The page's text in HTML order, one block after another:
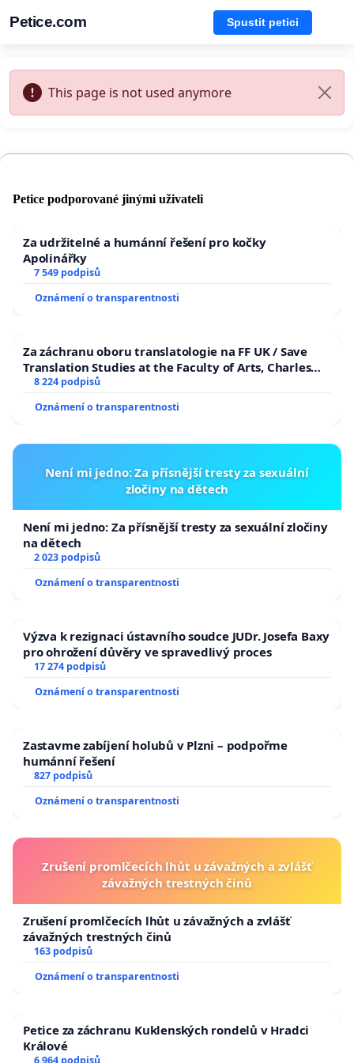
Petice.com Spustit petici
This page is not used anymore
Petice podporované jinými uživateli
Za udržitelné a humánní řešení pro kočky
Apolinářky
7 549 podpisů
Oznámení o transparentnosti
Za záchranu oboru translatologie na FF UK / Save
Translation Studies at the Faculty of Arts, Charles
University
8 224 podpisů
Oznámení o transparentnosti
Není mi jedno: Za přísnější tresty za sexuální
zločiny na dětech
Není mi jedno: Za přísnější tresty za sexuální zločiny
na dětech
2 023 podpisů
Oznámení o transparentnosti
Výzva k rezignaci ústavního soudce JUDr. Josefa Baxy
pro ohrožení důvěry ve spravedlivý proces
17 274 podpisů
Oznámení o transparentnosti
Zastavme zabíjení holubů v Plzni – podpořme
humánní řešení
827 podpisů
Oznámení o transparentnosti
Zrušení promlčecích lhůt u závažných a zvlášť
závažných trestných činů
Zrušení promlčecích lhůt u závažných a zvlášť
závažných trestných činů
163 podpisů
Oznámení o transparentnosti
Petice za záchranu Kuklenských rondelů v Hradci
Králové